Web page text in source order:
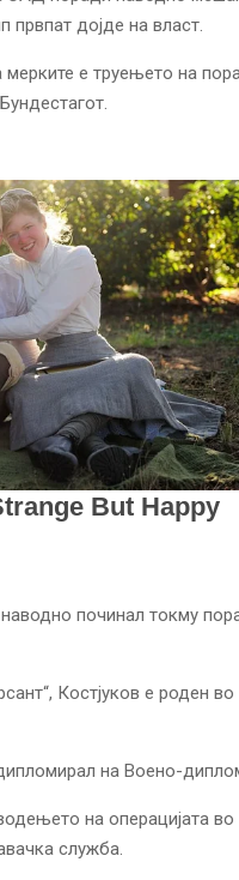
првпат дојде на власт.
е труењето на
починал токму
Костјуков е роден
на Воено-
на операцијата во
служба.